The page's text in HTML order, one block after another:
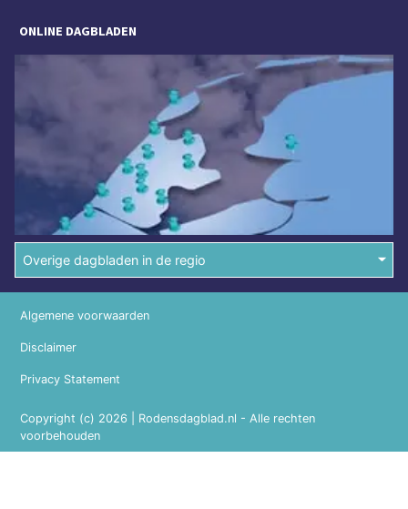
ONLINE DAGBLADEN
Overige dagbladen in de regio
Copyright (c) 2026 | Rodensdagblad.nl - Alle rechten
voorbehouden
Algemene voorwaarden
Disclaimer
Privacy Statement